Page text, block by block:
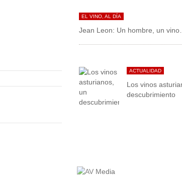
EL VINO, AL DÍA
Jean Leon: Un hombre, un
ACTUALIDAD
Los vinos
descubrimiento